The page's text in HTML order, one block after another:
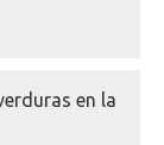
en la